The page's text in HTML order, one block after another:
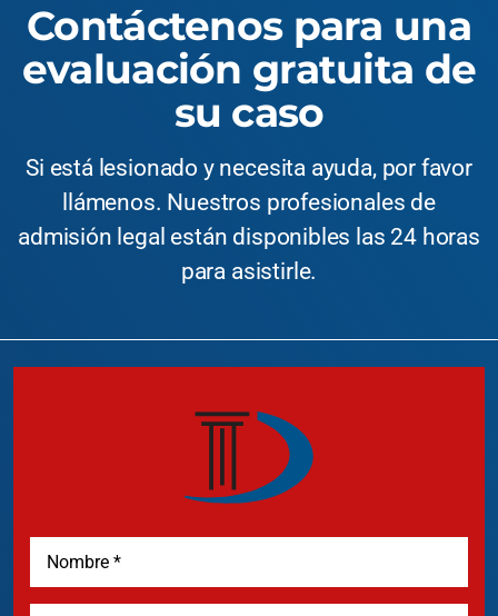
Contáctenos para una
evaluación gratuita de
su caso
Si está lesionado y necesita ayuda, por favor
llámenos. Nuestros profesionales de
admisión legal están disponibles las 24 horas
para asistirle.